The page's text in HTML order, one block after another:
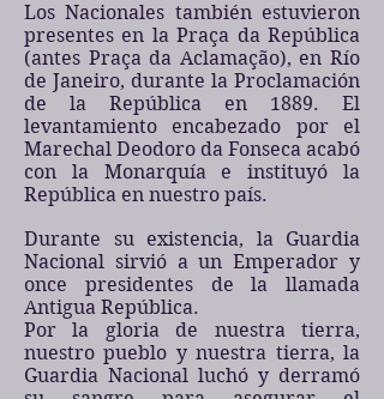
Los Nacionales también estuvieron
presentes en la Praça da República
(antes Praça da Aclamação), en Río
de Janeiro, durante la Proclamación
de la República en 1889. El
levantamiento encabezado por el
Marechal Deodoro da Fonseca acabó
con la Monarquía e instituyó la
República en nuestro país.
Durante su existencia, la Guardia
Nacional sirvió a un Emperador y
once presidentes de la llamada
Antigua República.
Por la gloria de nuestra tierra,
nuestro pueblo y nuestra tierra, la
Guardia Nacional luchó y derramó